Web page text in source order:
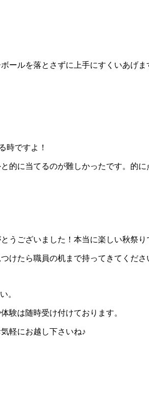
ールを落とさずに上手にすくいあげ
時ですよ！
に当てるのが難しかったです。的
うございました！本当に楽しい秋祭り
けたら職員の机まで持ってきてくださ
。
験は随時受け付けております。
軽にお越し下さいね♪